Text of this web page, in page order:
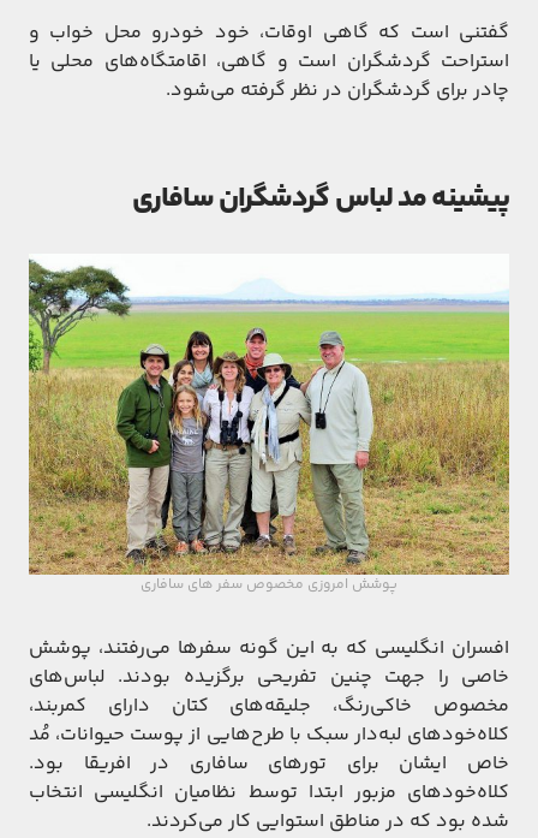
گفتنی است که گاهی اوقات، خود خودرو محل خواب و
استراحت گردشگران است و گاهی، اقامتگاه‌های محلی یا
چادر برای گردشگران در نظر گرفته می‌شود.
پیشینه مد لباس گردشگران سافاری
پوشش امروزی مخصوص سفر های سافاری
افسران انگلیسی که به این گونه سفرها می‌رفتند، پوشش
خاصی را جهت چنین تفریحی برگزیده بودند. لباس‌های
مخصوص خاکی‌رنگ، جلیقه‌های کتان دارای کمربند،
کلاه‌خود‌های لبه‌دار سبک با طرح‌هایی از پوست حیوانات، مُد
خاص ایشان برای تورهای سافاری در افریقا بود.
کلاه‌خودهای مزبور ابتدا توسط نظامیان انگلیسی انتخاب
شده بود که در مناطق استوایی کار می‌کردند.